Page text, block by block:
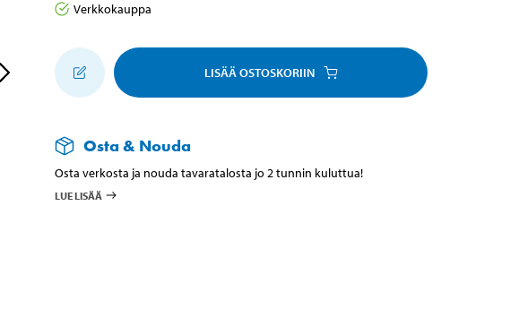
Verkkokauppa
LISÄÄ OSTOSKORIIN
Osta & Nouda
Osta verkosta ja nouda tavaratalosta jo 2 tunnin kuluttua!
LUE LISÄÄ